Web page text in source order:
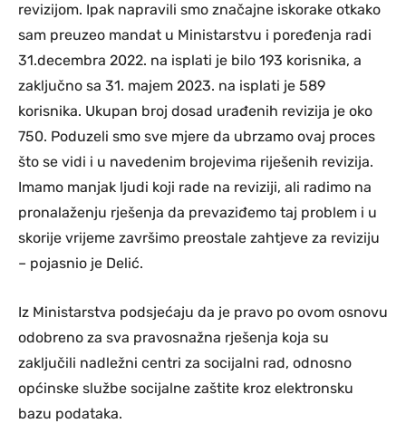
revizijom. Ipak napravili smo značajne iskorake otkako
sam preuzeo mandat u Ministarstvu i poređenja radi
31.decembra 2022. na isplati je bilo 193 korisnika, a
zaključno sa 31. majem 2023. na isplati je 589
korisnika. Ukupan broj dosad urađenih revizija je oko
750. Poduzeli smo sve mjere da ubrzamo ovaj proces
što se vidi i u navedenim brojevima riješenih revizija.
Imamo manjak ljudi koji rade na reviziji, ali radimo na
pronalaženju rješenja da prevaziđemo taj problem i u
skorije vrijeme završimo preostale zahtjeve za reviziju
– pojasnio je Delić.
Iz Ministarstva podsjećaju da je pravo po ovom osnovu
odobreno za sva pravosnažna rješenja koja su
zaključili nadležni centri za socijalni rad, odnosno
općinske službe socijalne zaštite kroz elektronsku
bazu podataka.